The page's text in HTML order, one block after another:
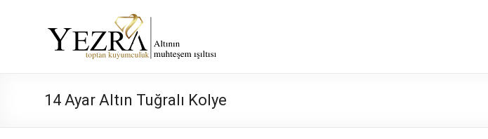
Yezra
Gold
Muhteşem
14 Ayar Altın Tuğralı Kolye